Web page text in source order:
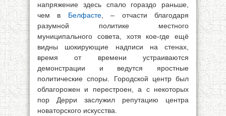
напряжение здесь спало гораздо раньше,
чем в Белфасте, – отчасти благодаря
разумной политике местного
муниципального совета, хотя кое-где ещё
видны шокирующие надписи на стенах,
время от времени устраиваются
демонстрации и ведутся яростные
политические споры. Городской центр был
облагорожен и перестроен, а с некоторых
пор Дерри заслужил репутацию центра
новаторского искусства.